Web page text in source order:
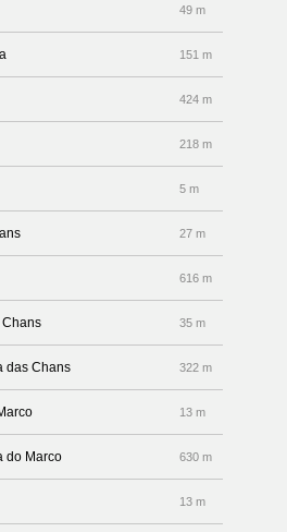
49 m
151 m
424 m
218 m
5 m
27 m
616 m
Chans 35 m
das Chans 322 m
13 m
do Marco 630 m
13 m